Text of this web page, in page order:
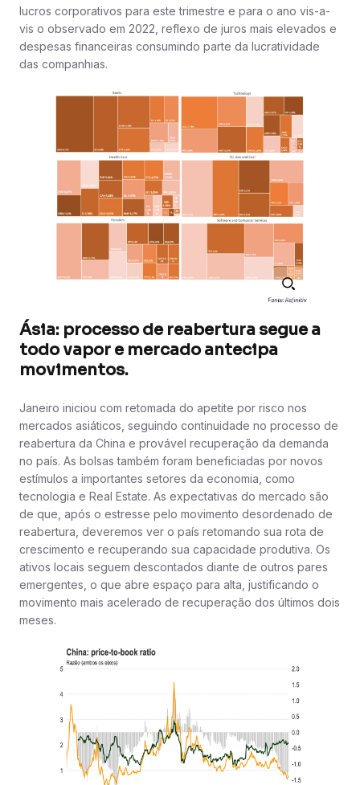
lucros corporativos para este trimestre e para o ano vis-a-
vis o observado em 2022, reflexo de juros mais elevados e
despesas financeiras consumindo parte da lucratividade
das companhias.
Ásia: processo de reabertura segue a
todo vapor e mercado antecipa
movimentos.
Janeiro iniciou com retomada do apetite por risco nos
mercados asiáticos, seguindo continuidade no processo de
reabertura da China e provável recuperação da demanda
no país. As bolsas também foram beneficiadas por novos
estímulos a importantes setores da economia, como
tecnologia e Real Estate. As expectativas do mercado são
de que, após o estresse pelo movimento desordenado de
reabertura, deveremos ver o país retomando sua rota de
crescimento e recuperando sua capacidade produtiva. Os
ativos locais seguem descontados diante de outros pares
emergentes, o que abre espaço para alta, justificando o
movimento mais acelerado de recuperação dos últimos dois
meses.